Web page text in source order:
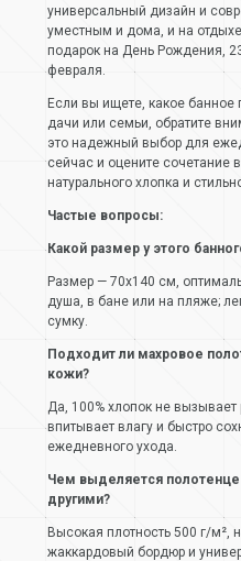
универсальный дизайн и
уместным и дома, и на
подарок на День Рождения,
февраля.
Если вы ищете, какое банное
дачи или семьи, обратите
это надежный выбор для
сейчас и оцените сочетание
натурального хлопка и
Частые вопросы:
Какой размер у этого
Размер — 70х140 см,
душа, в бане или на пляже;
сумку.
Подходит ли махровое
кожи?
Да, 100% хлопок не
впитывает влагу и быстро
ежедневного ухода.
Чем выделяется
другими?
Высокая плотность 500 г/м²,
жаккардовый бордюр и